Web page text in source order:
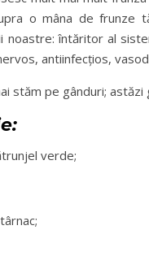
o mâna de frunze
noastre: întăritor al
antiinfecțios,
stăm pe gânduri; astăzi
verde;